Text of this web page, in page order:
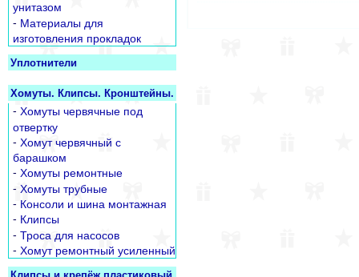
унитазом
- Материалы для
изготовления прокладок
Уплотнители
Хомуты. Клипсы. Кронштейны.
- Хомуты червячные под
отвертку
- Хомут червячный с
барашком
- Хомуты ремонтные
- Хомуты трубные
- Консоли и шина монтажная
- Клипсы
- Троса для насосов
- Хомут ремонтный усиленный